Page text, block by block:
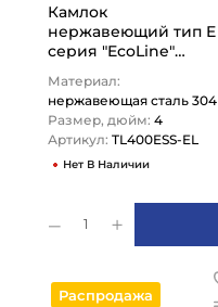
Камлок
нержавеющий тип E
серия "EcoLine"
хвостовиком 4",
TL400ESS-EL TITAN…
Материал:
нержавеющая сталь 304
Размер, дюйм: 4
Артикул: TL400ESS-EL
Нет В Наличии
1
Распродажа